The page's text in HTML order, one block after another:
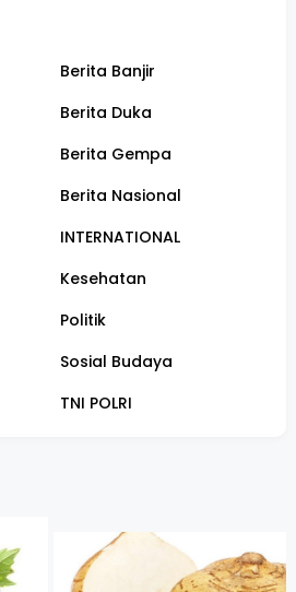
Berita Banjir
Berita Duka
Berita Gempa
Berita Nasional
INTERNATIONAL
Kesehatan
Politik
Sosial Budaya
TNI POLRI